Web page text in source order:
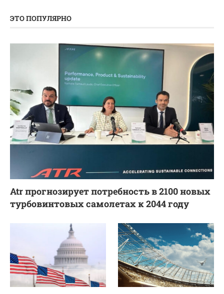
ЭТО ПОПУЛЯРНО
Atr прогнозирует потребность в 2100 новых
турбовинтовых самолетах к 2044 году